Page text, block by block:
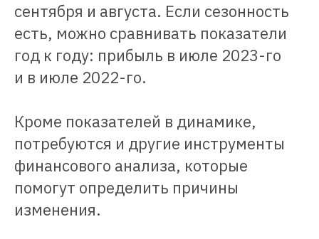
сентября и августа. Если сезонность
есть, можно сравнивать показатели
год к году: прибыль в июле 2023-го
и в июле 2022-го.
Кроме показателей в динамике,
потребуются и другие инструменты
финансового анализа, которые
помогут определить причины
изменения.